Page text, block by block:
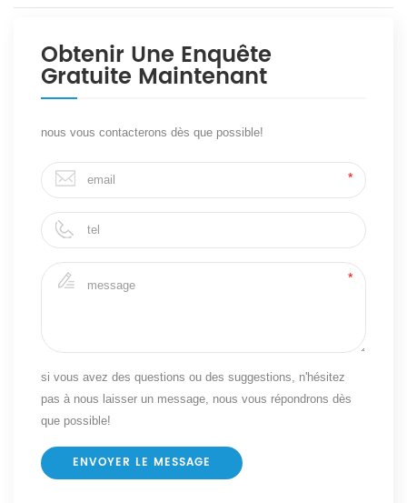
Obtenir Une Enquête
Gratuite Maintenant
nous vous contacterons dès que possible!
si vous avez des questions ou des suggestions, n'hésitez
pas à nous laisser un message, nous vous répondrons dès
que possible!